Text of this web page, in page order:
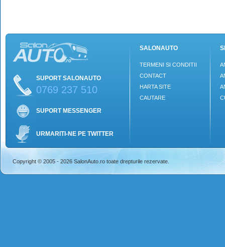
SUPORT SALONAUTO
0769 237 510
SUPORT MESSENGER
URMARITI-NE PE TWITTER
SALONAUTO
TERMENI SI CONDITII
CONTACT
HARTA SITE
CAUTARE
Copyright © 2005 - 2026 SalonAuto.ro toate drepturile rezervate.